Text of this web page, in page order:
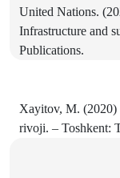
United Nations.
Infrastructure and
Publications.
Xayitov, M. (2020)
rivoji. – Toshkent: